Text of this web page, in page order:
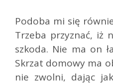
Podoba mi się
Trzeba przyznać, iż
szkoda. Nie ma on
Skrzat domowy ma
nie zwolni, dając